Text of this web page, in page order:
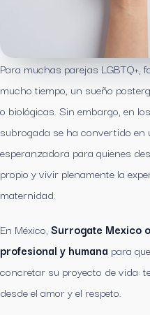
Para muchas parejas
mucho tiempo, un sueño
o biológicas. Sin embargo, en
subrogada se ha convertido en
esperanzadora para quienes
propio y vivir plenamente la
maternidad.
En México, Surrogate Mexico
profesional y humana para
concretar su proyecto de vida:
desde el amor y el respeto.